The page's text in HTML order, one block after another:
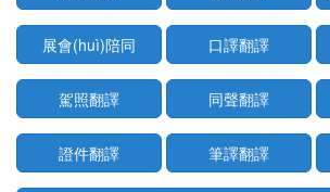
展會(huì)陪同 口譯翻譯
駕照翻譯 同聲翻譯
證件翻譯 筆譯翻譯